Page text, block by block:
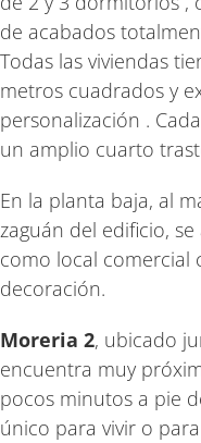
de acabados
Todas las viviendas
metros cuadrados y
personalización .
un amplio cuarto
En la planta baja, al
zaguán del edificio,
como local comercial
decoración.
Moreria 2, ubicado
encuentra muy
pocos minutos a pie
único para vivir o